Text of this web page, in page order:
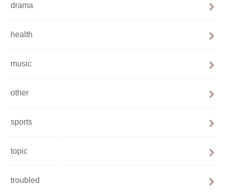
drama
health
music
other
sports
topic
troubled